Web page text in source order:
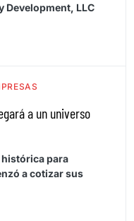
Development, LLC
a un universo
para
a cotizar sus